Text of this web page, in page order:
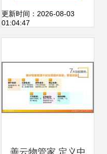
场 提升行业标准，
更新时间：2026-08-03
01:04:47
善云物管家 定义中